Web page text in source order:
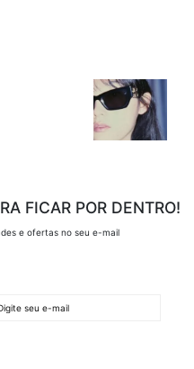
FICAR POR DENTRO!
e ofertas no seu e-mail